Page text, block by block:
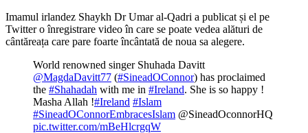
Imamul irlandez Shaykh Dr Umar al-Qadri a publicat și el pe
Twitter o înregistrare video în care se poate vedea alături de
cântăreața care pare foarte încântată de noua sa alegere.
World renowned singer Shuhada Davitt
@MagdaDavitt77 (#SineadOConnor) has proclaimed
the #Shahadah with me in #Ireland. She is so happy !
Masha Allah !#Ireland #Islam
#SineadOConnorEmbracesIslam @SineadOconnorHQ
pic.twitter.com/mBeHlcrgqW